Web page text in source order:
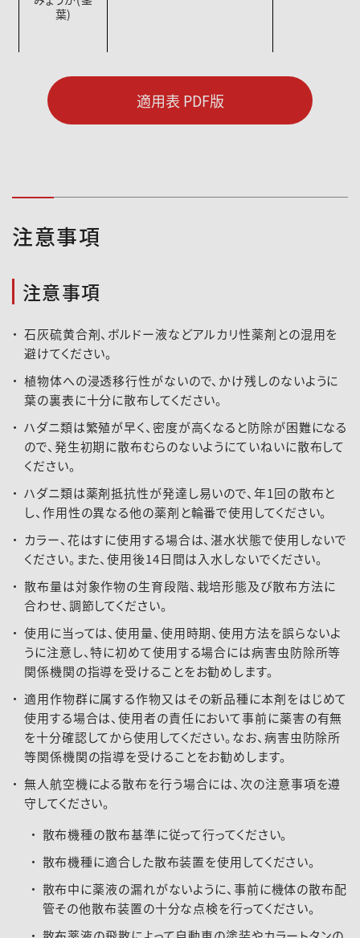
葉)
かんきつ ﾐｶﾝﾊﾀﾞﾆ 2000～4000
24倍
なし
りんご
ﾈｸﾀﾘﾝ
ぶどう
ﾌﾞﾄﾞｳﾋﾒﾊﾀﾞﾆ
ﾊﾟｯｼｮﾝﾌﾙｰﾂ
ﾅﾝｾｲﾅﾐﾊﾀﾞﾆ
いちじく ﾊﾀﾞﾆ類
かき 2000～4000
植物
適用表 PDF版
注意事項
注意事項
石灰硫黄合剤、ボルドー液などアルカリ性薬剤との混用を
避けてください。
植物体への浸透移行性がないので、かけ残しのないように
葉の裏表に十分に散布してください。
ハダニ類は繁殖が早く、密度が高くなると防除が困難になる
ので、発生初期に散布むらのないようにていねいに散布して
ください。
ハダニ類は薬剤抵抗性が発達し易いので、年1回の散布と
し、作用性の異なる他の薬剤と輪番で使用してください。
カラー、花はすに使用する場合は、湛水状態で使用しないで
ください。また、使用後14日間は入水しないでください。
散布量は対象作物の生育段階、栽培形態及び散布方法に
合わせ、調節してください。
使用に当っては、使用量、使用時期、使用方法を誤らないよ
うに注意し、特に初めて使用する場合には病害虫防除所等
関係機関の指導を受けることをお勧めします。
適用作物群に属する作物又はその新品種に本剤をはじめて
使用する場合は、使用者の責任において事前に薬害の有無
を十分確認してから使用してください。なお、病害虫防除所
等関係機関の指導を受けることをお勧めします。
無人航空機による散布を行う場合には、次の注意事項を遵
守してください。
散布機種の散布基準に従って行ってください。
散布機種に適合した散布装置を使用してください。
散布中に薬液の漏れがないように、事前に機体の散布配
管その他散布装置の十分な点検を行ってください。